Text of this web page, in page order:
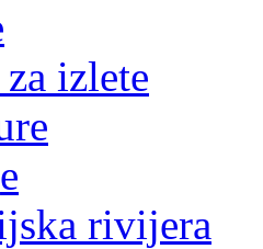
izlete
rivijera